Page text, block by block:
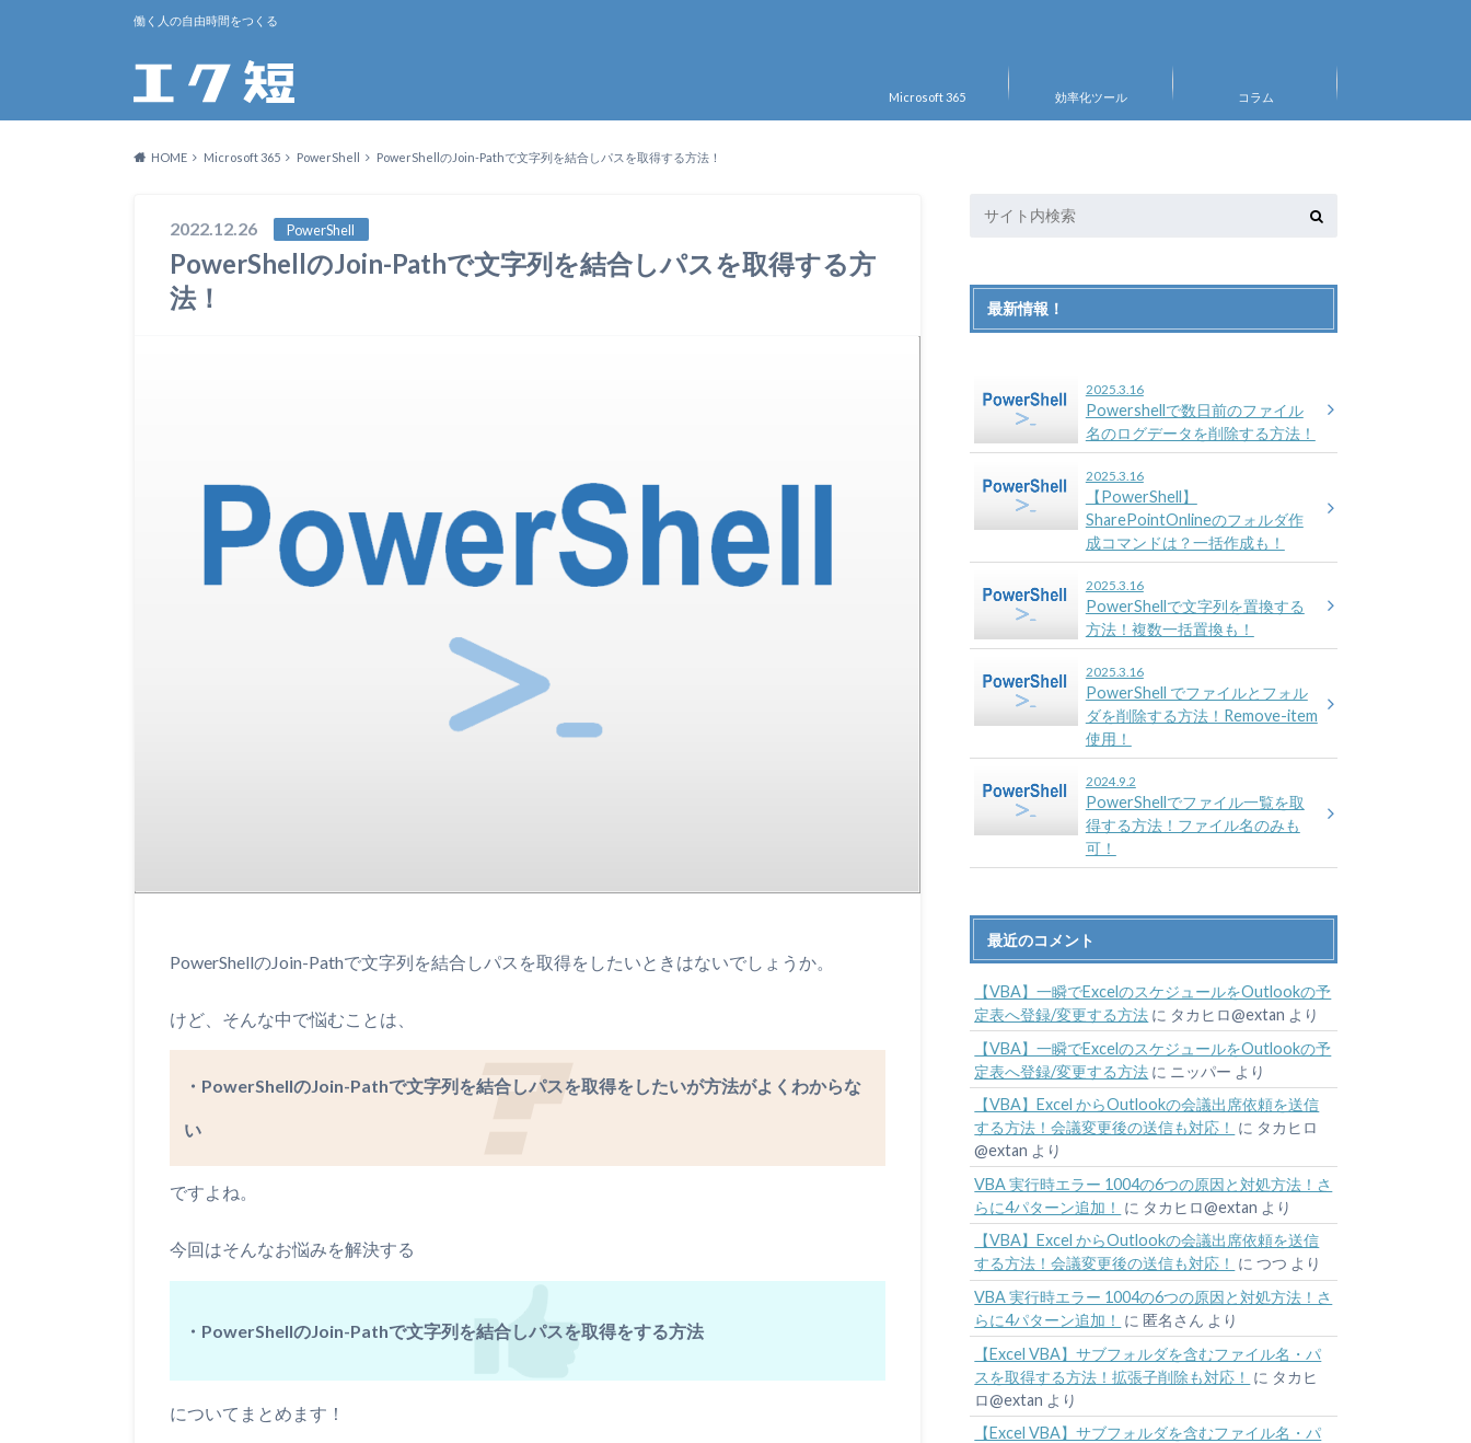
働く人の自由時間をつくる
Microsoft 365 効率化ツール コラム
HOME Microsoft 365 PowerShell PowerShellのJoin-Pathで文字列を結合しパスを取得する方法！
2022.12.26 PowerShell
PowerShellのJoin-Pathで文字列を結合しパスを取得する方
法！
PowerShellのJoin-Pathで文字列を結合しパスを取得をしたいときはないでしょうか。
けど、そんな中で悩むことは、
・PowerShellのJoin-Pathで文字列を結合しパスを取得をしたいが方法がよくわからな
い
ですよね。
今回はそんなお悩みを解決する
・PowerShellのJoin-Pathで文字列を結合しパスを取得をする方法
についてまとめます！
最新情報！
2025.3.16
Powershellで数日前のファイル
名のログデータを削除する方法！
2025.3.16
【PowerShell】
SharePointOnlineのフォルダ作
成コマンドは？一括作成も！
2025.3.16
PowerShellで文字列を置換する
方法！複数一括置換も！
2025.3.16
PowerShell でファイルとフォル
ダを削除する方法！Remove-item
使用！
2024.9.2
PowerShellでファイル一覧を取
得する方法！ファイル名のみも
可！
最近のコメント
【VBA】一瞬でExcelのスケジュールをOutlookの予
定表へ登録/変更する方法 に タカヒロ@extan より
【VBA】一瞬でExcelのスケジュールをOutlookの予
定表へ登録/変更する方法 に ニッパー より
【VBA】Excel からOutlookの会議出席依頼を送信
する方法！会議変更後の送信も対応！ に タカヒロ
@extan より
VBA 実行時エラー 1004の6つの原因と対処方法！さ
らに4パターン追加！ に タカヒロ@extan より
【VBA】Excel からOutlookの会議出席依頼を送信
する方法！会議変更後の送信も対応！ につつ より
VBA 実行時エラー 1004の6つの原因と対処方法！さ
らに4パターン追加！ に 匿名さん より
【Excel VBA】サブフォルダを含むファイル名・パ
スを取得する方法！拡張子削除も対応！ に タカヒ
ロ@extan より
【Excel VBA】サブフォルダを含むファイル名・パ